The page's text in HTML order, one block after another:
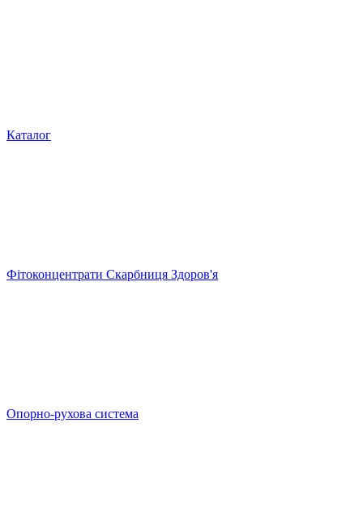
Каталог
Фітоконцентрати Скарбниця Здоров'я
Опорно-рухова система